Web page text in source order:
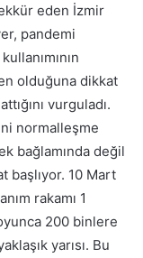
eden İzmir
pandemi
olduğuna dikkat
vurguladı.
normalleşme
bağlamında değil
başlıyor. 10 Mart
rakamı 1
200 binlere
yarısı. Bu